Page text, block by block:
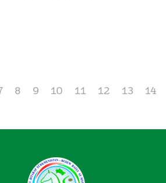
8 9 10 11 12 13 14